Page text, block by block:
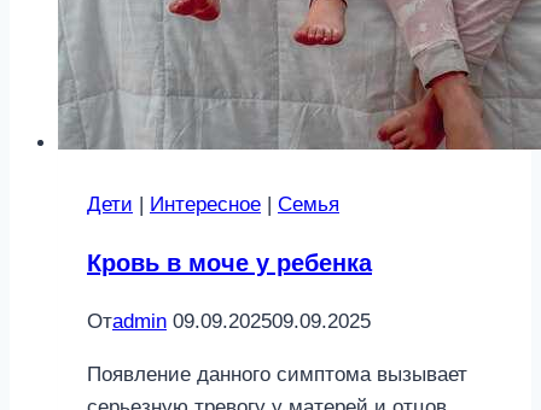
Дети Интересное Семья
Кровь в моче у ребенка
Отadmin 09.09.202509.09.2025
Появление данного симптома вызывает